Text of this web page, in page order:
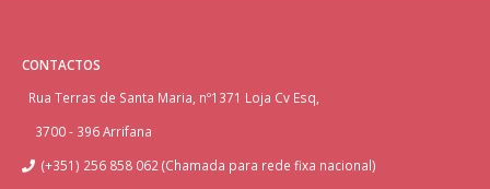
CONTACTOS
Rua Terras de Santa Maria, nº1371 Loja Cv Esq,
3700 - 396 Arrifana
(+351) 256 858 062 (Chamada para rede fixa nacional)